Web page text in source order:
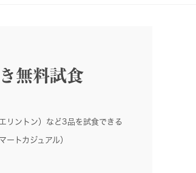
無料試食
リントン）など3品を試食できる
トカジュアル）